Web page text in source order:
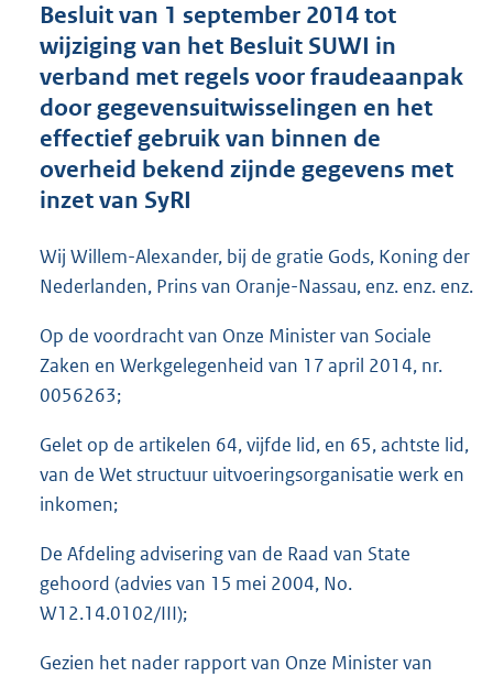
d
s
g
r
o
o
t
1
2
K
Besluit van 1 september 2014 tot
wijziging van het Besluit SUWI in
verband met regels voor fraudeaanpak
door gegevensuitwisselingen en het
effectief gebruik van binnen de
overheid bekend zijnde gegevens met
inzet van SyRI
Wij Willem-Alexander, bij de gratie Gods, Koning der
Nederlanden, Prins van Oranje-Nassau, enz. enz. enz.
Op de voordracht van Onze Minister van Sociale
Zaken en Werkgelegenheid van 17 april 2014, nr.
0056263;
Gelet op de artikelen 64, vijfde lid, en 65, achtste lid,
van de Wet structuur uitvoeringsorganisatie werk en
inkomen;
De Afdeling advisering van de Raad van State
gehoord (advies van 15 mei 2004, No.
W12.14.0102/III);
Gezien het nader rapport van Onze Minister van